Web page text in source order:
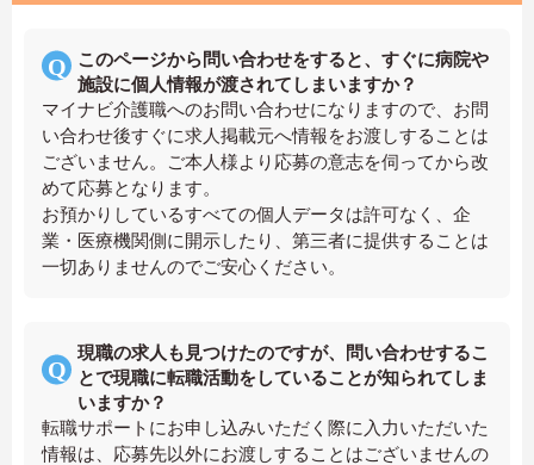
このページから問い合わせをすると、すぐに病院や
施設に個人情報が渡されてしまいますか？
マイナビ介護職へのお問い合わせになりますので、お問
い合わせ後すぐに求人掲載元へ情報をお渡しすることは
ございません。ご本人様より応募の意志を伺ってから改
めて応募となります。
お預かりしているすべての個人データは許可なく、企
業・医療機関側に開示したり、第三者に提供することは
一切ありませんのでご安心ください。
現職の求人も見つけたのですが、問い合わせするこ
とで現職に転職活動をしていることが知られてしま
いますか？
転職サポートにお申し込みいただく際に入力いただいた
情報は、応募先以外にお渡しすることはございませんの